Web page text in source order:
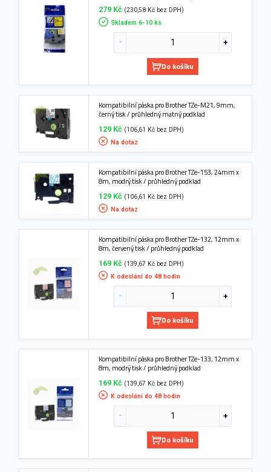
279 Kč (230,58 Kč bez DPH)
Skladem 6-10 ks
Do košíku
Kompatibilní páska pro Brother TZe-M21, 9mm,
černý tisk / průhledný matný podklad
129 Kč (106,61 Kč bez DPH)
Na dotaz
Kompatibilní páska pro Brother TZe-153, 24mm x
8m, modrý tisk / průhledný podklad
129 Kč (106,61 Kč bez DPH)
Na dotaz
Kompatibilní páska pro Brother TZe-132, 12mm x
8m, červený tisk / průhledný podklad
169 Kč (139,67 Kč bez DPH)
K odeslání do 48 hodin
Do košíku
Kompatibilní páska pro Brother TZe-133, 12mm x
8m, modrý tisk / průhledný podklad
169 Kč (139,67 Kč bez DPH)
K odeslání do 48 hodin
Do košíku